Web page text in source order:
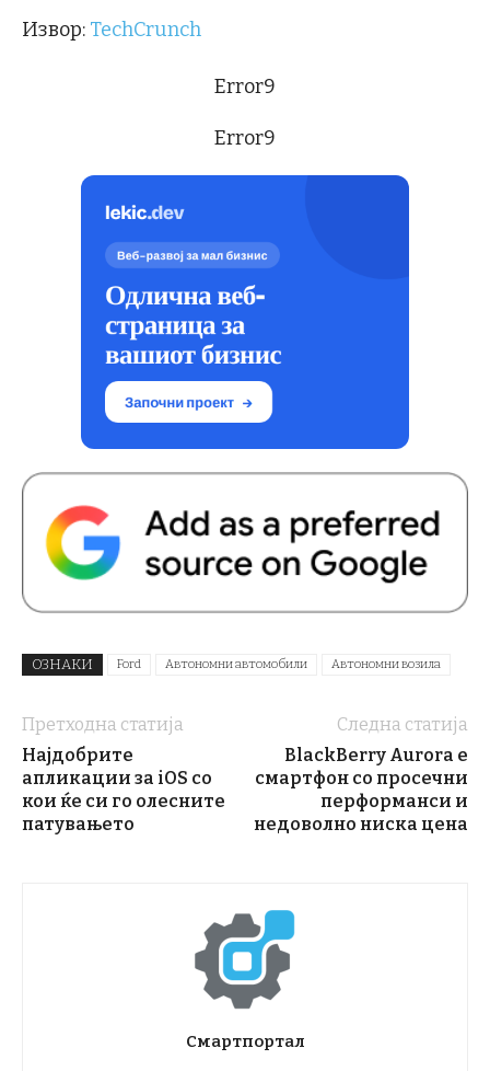
Извор: TechCrunch
Error9
Error9
ОЗНАКИ Ford Автономни автомобили Автономни возила
Претходна статија
Најдобрите
апликации за iOS со
кои ќе си го олесните
патувањето
Следна статија
BlackBerry Aurora е
смартфон со просечни
перформанси и
недоволно ниска цена
Смартпортал